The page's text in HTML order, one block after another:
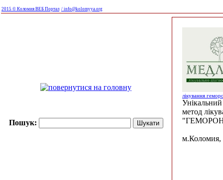
2015 © Коломия ВЕБ Портал / info@kolomyya.org
Пошук:
лікування
Унікальний
метод
м.Коломия,